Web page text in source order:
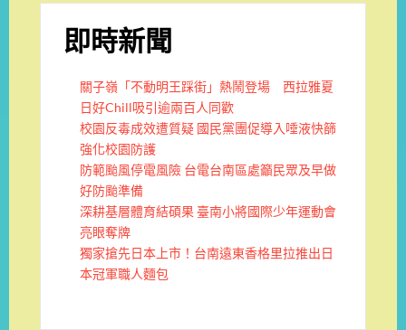
即時新聞
關子嶺「不動明王踩街」熱鬧登場 西拉雅夏
日好Chill吸引逾兩百人同歡
校園反毒成效遭質疑 國民黨團促導入唾液快篩
強化校園防護
防範颱風停電風險 台電台南區處籲民眾及早做
好防颱準備
深耕基層體育結碩果 臺南小將國際少年運動會
亮眼奪牌
獨家搶先日本上市！台南遠東香格里拉推出日
本冠軍職人麵包